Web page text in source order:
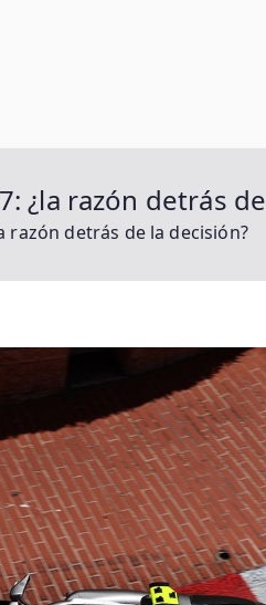
¿la razón detrás
razón detrás de la decisión?